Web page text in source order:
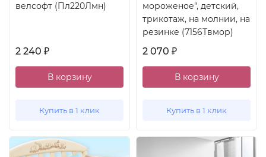
велсофт (Пл220Лмн)
2 240 ₽
В корзину
Купить в 1 клик
мороженое", детский,
трикотаж, на молнии, на
резинке (7156Твмор)
2 070 ₽
В корзину
Купить в 1 клик